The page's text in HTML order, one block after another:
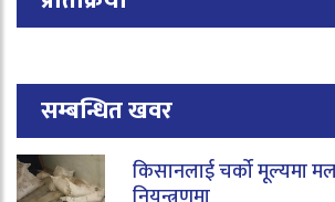
सम्बन्धित खवर
किसानलाई चर्को मूल्यमा मल